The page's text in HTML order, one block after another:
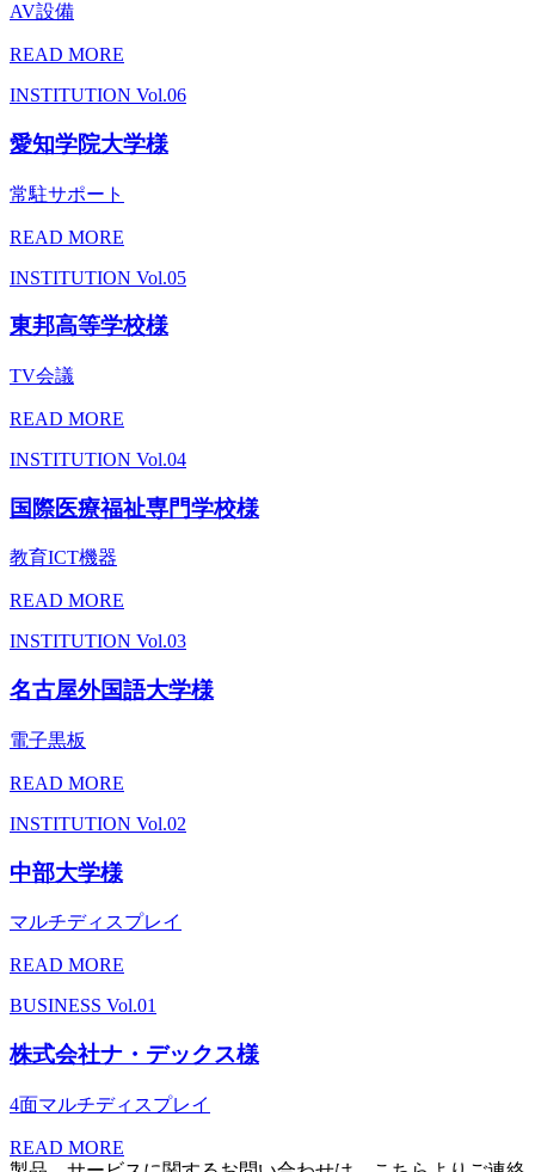
AV設備
READ MORE
INSTITUTION Vol.06
愛知学院大学様
常駐サポート
READ MORE
INSTITUTION Vol.05
東邦高等学校様
TV会議
READ MORE
INSTITUTION Vol.04
国際医療福祉専門学校様
教育ICT機器
READ MORE
INSTITUTION Vol.03
名古屋外国語大学様
電子黒板
READ MORE
INSTITUTION Vol.02
中部大学様
マルチディスプレイ
READ MORE
BUSINESS Vol.01
株式会社ナ・デックス様
4面マルチディスプレイ
READ MORE